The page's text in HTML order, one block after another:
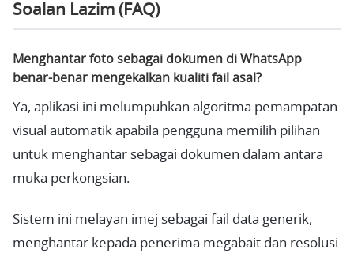
Soalan Lazim (FAQ)
Menghantar foto sebagai dokumen di WhatsApp
benar-benar mengekalkan kualiti fail asal?
Ya, aplikasi ini melumpuhkan algoritma pemampatan
visual automatik apabila pengguna memilih pilihan
untuk menghantar sebagai dokumen dalam antara
muka perkongsian.
Sistem ini melayan imej sebagai fail data generik,
menghantar kepada penerima megabait dan resolusi